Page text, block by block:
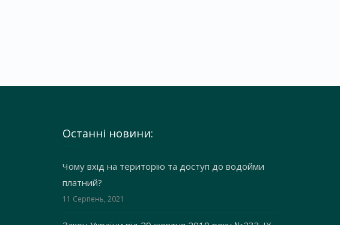
Останні новини:
Чому вхід на територію та доступ до водойми
платний?
11 Серпень, 2021